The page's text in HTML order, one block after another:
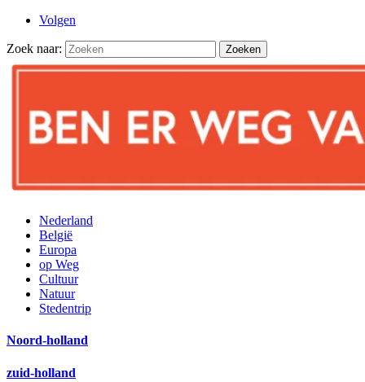
Volgen
Zoek naar:
Nederland
België
Europa
op Weg
Cultuur
Natuur
Stedentrip
Noord-holland
zuid-holland